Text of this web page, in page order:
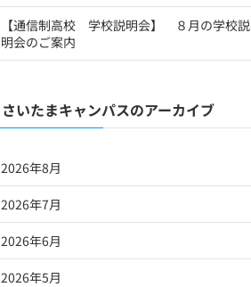
【通信制高校 学校説明会】 ８月の学校説
明会のご案内
さいたまキャンパスのアーカイブ
2026年8月
2026年7月
2026年6月
2026年5月